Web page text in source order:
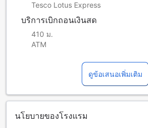
Tesco Lotus Express
บริการเบิกถอนเงินสด
410 ม.
ATM
ดูข้อเสนอเพิ่มเติม
นโยบายของโรงแรม